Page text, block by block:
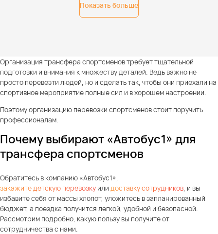
Показать больше
Организация трансфера спортсменов требует тщательной
подготовки и внимания к множеству деталей. Ведь важно не
просто перевезти людей, но и сделать так, чтобы они приехали на
спортивное мероприятие полные сил и в хорошем настроении.
Поэтому организацию перевозки спортсменов стоит поручить
профессионалам.
Почему выбирают «Автобус1» для
трансфера спортсменов
Обратитесь в компанию «Автобус1»,
закажите детскую перевозку или доставку сотрудников, и вы
избавите себя от массы хлопот, уложитесь в запланированный
бюджет, а поездка получится легкой, удобной и безопасной.
Рассмотрим подробно, какую пользу вы получите от
сотрудничества с нами.